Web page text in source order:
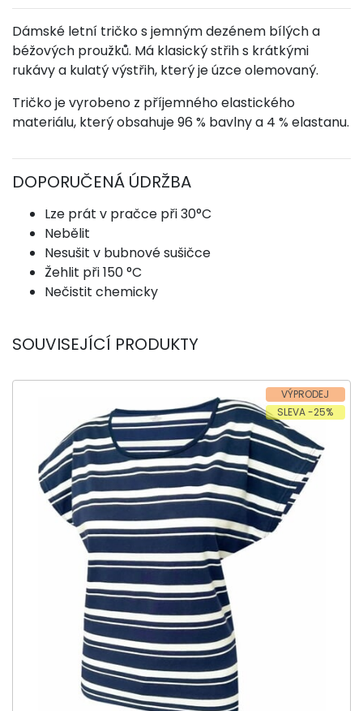
Dámské letní tričko s jemným dezénem bílých a
béžových proužků. Má klasický střih s krátkými
rukávy a kulatý výstřih, který je úzce olemovaný.
Tričko je vyrobeno z příjemného elastického
materiálu, který obsahuje 96 % bavlny a 4 % elastanu.
DOPORUČENÁ ÚDRŽBA
Lze prát v pračce při 30°C
Nebělit
Nesušit v bubnové sušičce
Žehlit při 150 °C
Nečistit chemicky
SOUVISEJÍCÍ PRODUKTY
VÝPRODEJ
SLEVA -25%